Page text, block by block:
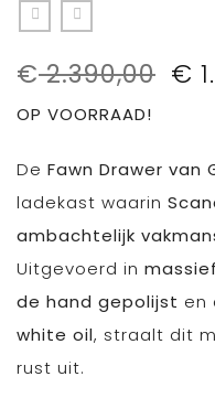
€2.390,00 €
OP VOORRAAD!
De Fawn Drawer van
ladekast waarin
ambachtelijk
Uitgevoerd in
de hand gepolijst en
white oil, straalt dit
rust uit.